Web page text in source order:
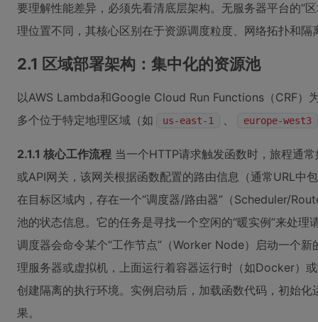
要理解性能差异，必须先看清底层架构。无服务器平台的“
理位置不同，其核心区别在于资源调度粒度、网络拓扑和隔
2.1 区域部署架构：集中化的资源池
以AWS Lambda和Google Cloud Run Functions（CRF）
多个位于特定地理区域（如
us-east-1 、 europe-west3
2.1.1 核心工作流程 当一个HTTP请求触发函数时，旅程通
或API网关，该网关根据函数配置的路由信息（通常URL中
在目标区域内，存在一个“调度器/路由器”（Scheduler/
池的状态信息。它的任务是寻找一个空闲的“暖实例”来处理
调度器会命令某个“工作节点”（Worker Node）启动一个
理服务器或虚拟机，上面运行着容器运行时（如Docker）
创建隔离的执行环境。实例启动后，加载函数代码，初始
果。